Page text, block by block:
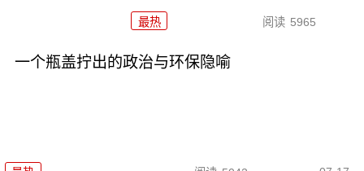
最热 阅读 5965
一个瓶盖拧出的政治与环保隐喻